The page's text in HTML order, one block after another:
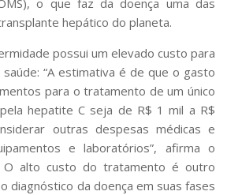
hepático do planeta.
possui um elevado custo para
“A estimativa é de que o gasto
para o tratamento de um único
hepatite C seja de R$ 1 mil a R$
outras despesas médicas e
e laboratórios”, afirma o
O alto custo do tratamento é outro
diagnóstico da doença em suas fases